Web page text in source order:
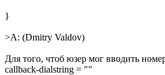
}
>A: (Dmitry Valdov)
Для того, чтоб юзер мог вводить
callback-dialstring = ""